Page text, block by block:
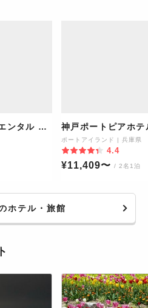
ンタル ホ
神戸ポートピアホテ
ポートアイランド | 兵庫県
4.4
¥11,409〜 / 2名1泊
ホテル・旅館